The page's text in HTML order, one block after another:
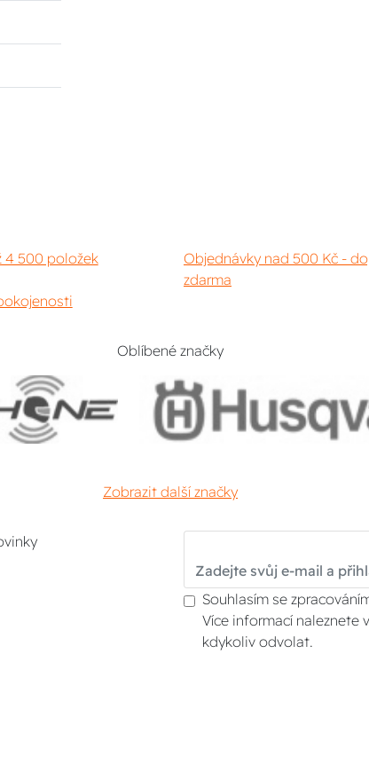
4 500 položek
Objednávky nad 500 Kč -
zdarma
Oblíbené značky
Zobrazit další značky
Souhlasím se
Více informací naleznete
kdykoliv odvolat.